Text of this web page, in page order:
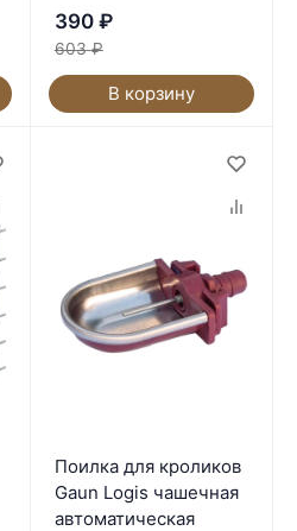
390 ₽
603 ₽
В корзину
Поилка для кроликов
Gaun Logis чашечная
автоматическая